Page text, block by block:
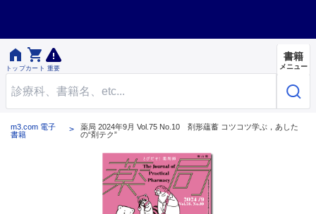

トップ

カート 重要
書籍
メニュー
m3.com 電子
書籍
薬局 2024年9月 Vol.75 No.10 剤形蘊蓄 コツコツ学ぶ，あした
の“剤テク”